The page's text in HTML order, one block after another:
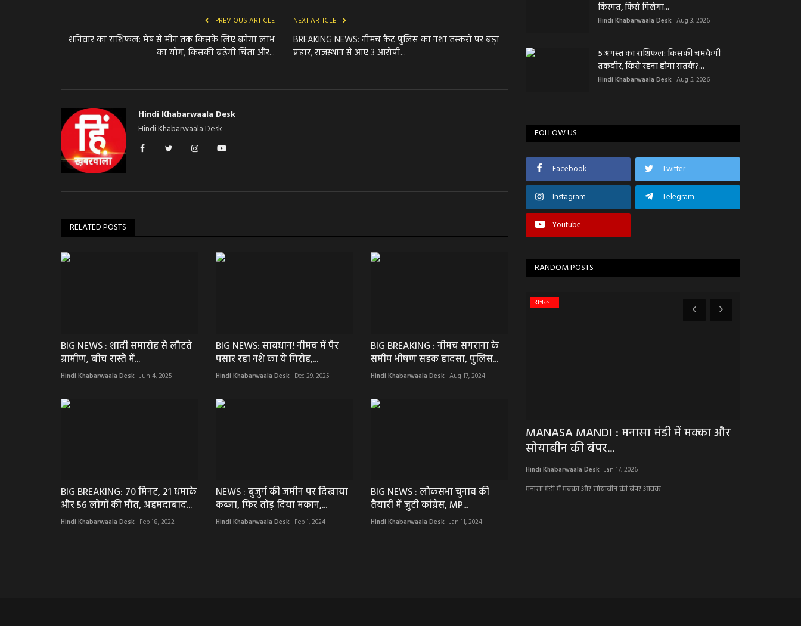
PREVIOUS ARTICLE
शनिवार का राशिफल: मेष से मीन तक किसके लिए बनेगा लाभ
का योग, किसकी बढ़ेगी चिंता और...
NEXT ARTICLE
BREAKING NEWS: नीमच कैंट पुलिस का नशा तस्करों पर बड़ा
प्रहार, राजस्थान से आए 3 आरोपी...
Hindi Khabarwaala Desk
Hindi Khabarwaala Desk
RELATED POSTS
BIG NEWS : शादी समारोह से लौटते
ग्रामीण, बीच रास्ते में...
Hindi Khabarwaala Desk Jun 4, 2025
BIG NEWS: सावधान! नीमच में पैर
पसार रहा नशे का ये गिरोह,...
Hindi Khabarwaala Desk Dec 29, 2025
BIG BREAKING : नीमच सगराना के
समीप भीषण सडक हादसा, पुलिस...
Hindi Khabarwaala Desk Aug 17, 2024
BIG BREAKING: 70 मिनट, 21 धमाके
और 56 लोगों की मौत, अहमदाबाद...
Hindi Khabarwaala Desk Feb 18, 2022
NEWS : बुजुर्ग की जमीन पर दिखाया
कब्जा, फिर तोड़ दिया मकान,...
Hindi Khabarwaala Desk Feb 1, 2024
BIG NEWS : लोकसभा चुनाव की
तैयारी में जुटी कांग्रेस, MP...
Hindi Khabarwaala Desk Jan 11, 2024
किस्मत, किसे मिलेगा...
Hindi Khabarwaala Desk Aug 3, 2026
5 अगस्त का राशिफल: किसकी चमकेगी
तकदीर, किसे रहना होगा सतर्क?...
Hindi Khabarwaala Desk Aug 5, 2026
FOLLOW US
Facebook Twitter
Instagram Telegram
Youtube
RANDOM POSTS
दीपिका पादुकोण की 'गहराइयां' पर ये क्या कहा कंगना रणौत ने,आखिर फिर से
क्यों निशाने...
दो गैंग की पुरानी रंजिश, और डॉन देवा गुर्जर के भाई कालू की एंट्री, नीमच सिटी के...
राजस्थान
MANASA MANDI : मनासा मंडी में मक्का और
सोयाबीन की बंपर...
Hindi Khabarwaala Desk Jan 17, 2026
मनासा मंडी में मक्का और सोयाबीन की बंपर आवक